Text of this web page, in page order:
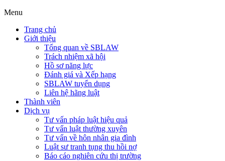
Menu
Trang chủ
Giới thiệu
Tổng quan về SBLAW
Trách nhiệm xã hội
Hồ sơ năng lực
Đánh giá và Xếp hạng
SBLAW tuyển dụng
Liên hệ hãng luật
Thành viên
Dịch vụ
Tư vấn pháp luật hiệu quả
Tư vấn luật thường xuyên
Tư vấn về hôn nhân gia đình
Luật sư tranh tụng thu hồi nợ
Báo cáo nghiên cứu thị trường